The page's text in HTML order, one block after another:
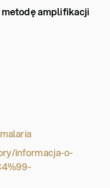
amplifikacji
informacja-o-